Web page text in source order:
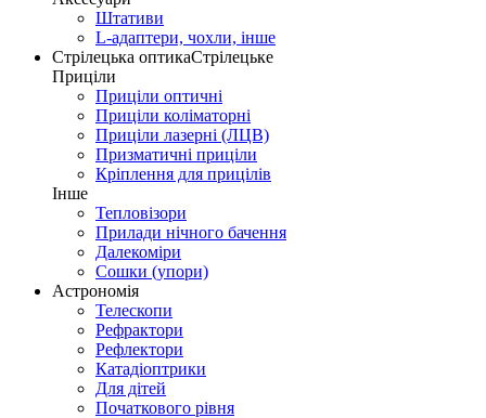
Штативи
L-адаптери, чохли, інше
Стрілецька оптикаСтрілецьке
Приціли
Приціли оптичні
Приціли коліматорні
Приціли лазерні (ЛЦВ)
Призматичні приціли
Кріплення для прицілів
Інше
Тепловізори
Прилади нічного бачення
Далекоміри
Сошки (упори)
Астрономія
Телескопи
Рефрактори
Рефлектори
Катадіоптрики
Для дітей
Початкового рівня